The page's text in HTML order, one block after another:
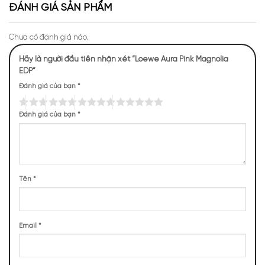
Mùi hương của Aura Pink Magnolia
THỰC TẾ
164 (42,71%) 159 (41,41%) 61 (15,89%)
ĐÁNH GIÁ SẢN PHẨM
Chưa có đánh giá nào.
Hãy là người đầu tiên nhận xét “Loewe Aura Pink Magnolia
EDP”
Đánh giá của bạn *
Đánh giá của bạn *
Tên *
Email *